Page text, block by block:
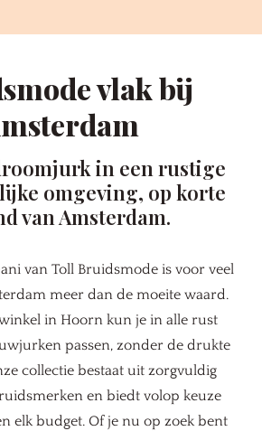
vlak bij
in een rustige
omgeving, op korte
van Amsterdam.
van Toll Bruidsmode is voor veel
meer dan de moeite waard.
in Hoorn kun je in alle rust
passen, zonder de drukte
collectie bestaat uit zorgvuldig
en biedt volop keuze
elk budget. Of je nu op zoek bent